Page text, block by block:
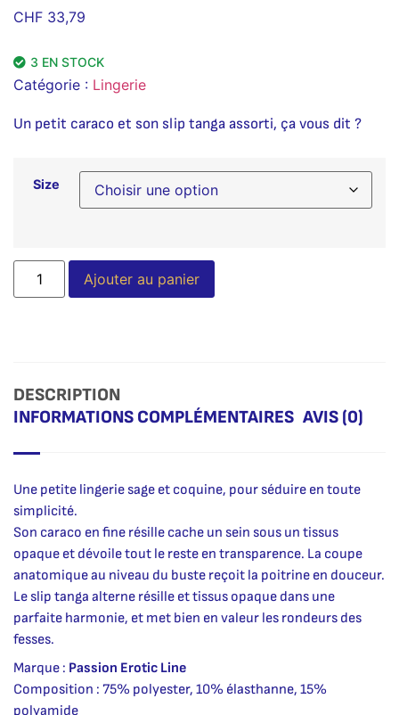
CHF 33,79
3 EN STOCK
Catégorie : Lingerie
Un petit caraco et son slip tanga assorti, ça vous dit ?
Size
Ajouter au panier
DESCRIPTION
INFORMATIONS COMPLÉMENTAIRES AVIS (0)
Une petite lingerie sage et coquine, pour séduire en toute
simplicité.
Son caraco en fine résille cache un sein sous un tissus
opaque et dévoile tout le reste en transparence. La coupe
anatomique au niveau du buste reçoit la poitrine en douceur.
Le slip tanga alterne résille et tissus opaque dans une
parfaite harmonie, et met bien en valeur les rondeurs des
fesses.
Marque : Passion Erotic Line
Composition : 75% polyester, 10% élasthanne, 15%
polyamide